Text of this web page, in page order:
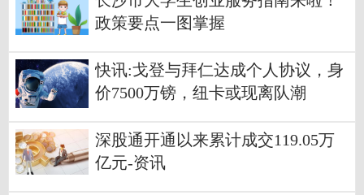
政策要点一图掌握
快讯:戈登与拜仁达成个人协议，身
价7500万镑，纽卡或现离队潮
深股通开通以来累计成交119.05万
亿元-资讯